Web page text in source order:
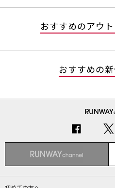
おすすめのアウ
おすすめの